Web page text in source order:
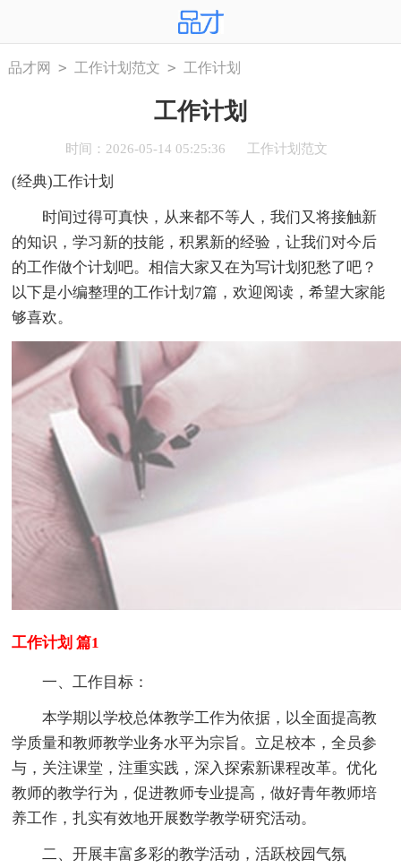
品才网 > 工作计划范文 > 工作计划
工作计划
时间：2026-05-14 05:25:36 工作计划范文
(经典)工作计划
时间过得可真快，从来都不等人，我们又将接触新
的知识，学习新的技能，积累新的经验，让我们对今后
的工作做个计划吧。相信大家又在为写计划犯愁了吧？
以下是小编整理的工作计划7篇，欢迎阅读，希望大家能
够喜欢。
工作计划 篇1
一、工作目标：
本学期以学校总体教学工作为依据，以全面提高教
学质量和教师教学业务水平为宗旨。立足校本，全员参
与，关注课堂，注重实践，深入探索新课程改革。优化
教师的教学行为，促进教师专业提高，做好青年教师培
养工作，扎实有效地开展数学教学研究活动。
二、开展丰富多彩的教学活动，活跃校园气氛